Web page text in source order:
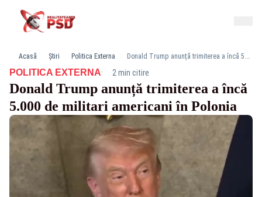
Acasă Știri Politica Externa Donald Trump anunță trimiterea a încă 5.000 de militari americani în Polonia
POLITICA EXTERNA· 2 min citire
Donald Trump anunță trimiterea a încă
5.000 de militari americani în Polonia